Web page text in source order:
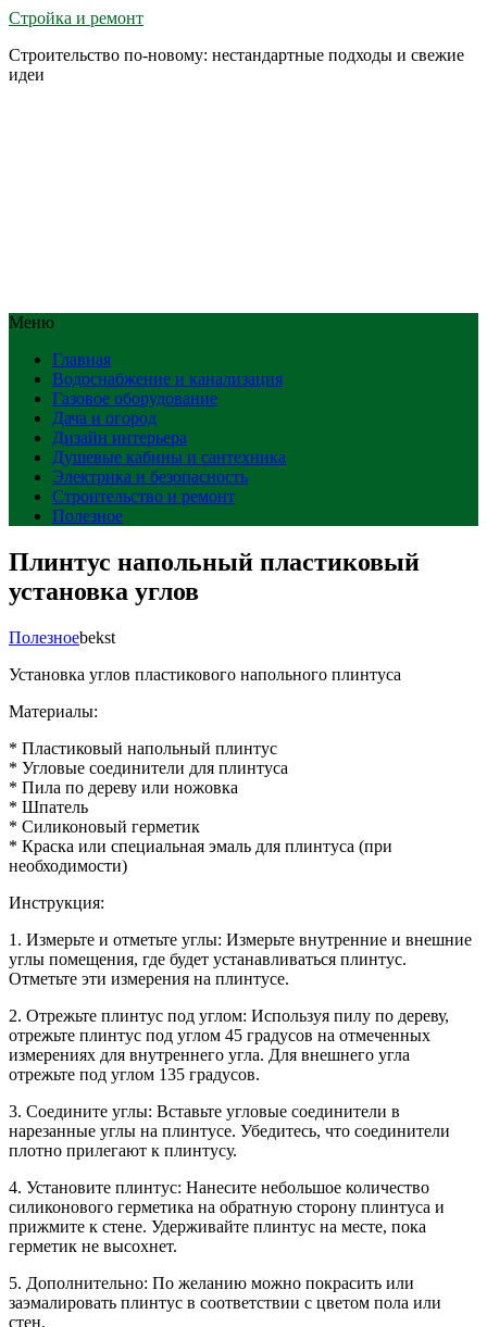
Стройка и ремонт
Строительство по-новому: нестандартные подходы и свежие
идеи
Меню
Главная
Водоснабжение и канализация
Газовое оборудование
Дача и огород
Дизайн интерьера
Душевые кабины и сантехника
Электрика и безопасность
Строительство и ремонт
Полезное
Плинтус напольный пластиковый
установка углов
Полезноеbekst
Установка углов пластикового напольного плинтуса
Материалы:
* Пластиковый напольный плинтус
* Угловые соединители для плинтуса
* Пила по дереву или ножовка
* Шпатель
* Силиконовый герметик
* Краска или специальная эмаль для плинтуса (при
необходимости)
Инструкция:
1. Измерьте и отметьте углы: Измерьте внутренние и внешние
углы помещения, где будет устанавливаться плинтус.
Отметьте эти измерения на плинтусе.
2. Отрежьте плинтус под углом: Используя пилу по дереву,
отрежьте плинтус под углом 45 градусов на отмеченных
измерениях для внутреннего угла. Для внешнего угла
отрежьте под углом 135 градусов.
3. Соедините углы: Вставьте угловые соединители в
нарезанные углы на плинтусе. Убедитесь, что соединители
плотно прилегают к плинтусу.
4. Установите плинтус: Нанесите небольшое количество
силиконового герметика на обратную сторону плинтуса и
прижмите к стене. Удерживайте плинтус на месте, пока
герметик не высохнет.
5. Дополнительно: По желанию можно покрасить или
заэмалировать плинтус в соответствии с цветом пола или
стен.